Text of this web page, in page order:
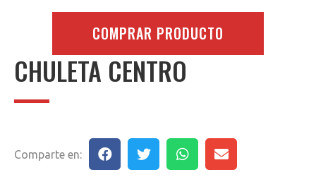
CHULETA CENTRO
Comparte en:
COMPRAR PRODUCTO